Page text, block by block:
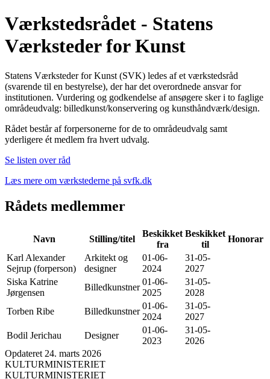
Værkstedsrådet - Statens
Værksteder for Kunst
Statens Værksteder for Kunst (SVK) ledes af et værkstedsråd
(svarende til en bestyrelse), der har det overordnede ansvar for
institutionen. Vurdering og godkendelse af ansøgere sker i to faglige
områdeudvalg: billedkunst/konservering og kunsthåndværk/design.
Rådet består af forpersonerne for de to områdeudvalg samt
yderligere ét medlem fra hvert udvalg.
Se listen over råd
Læs mere om værkstederne på svfk.dk
Rådets medlemmer
Navn Stilling/titel
Beskikket
fra
Beskikket
til
Honorar
Karl Alexander
Sejrup (forperson)
Arkitekt og
designer
01-06-
2024
31-05-
2027
Siska Katrine
Jørgensen
Billedkunstner
01-06-
2025
31-05-
2028
Torben Ribe
Billedkunstner
01-06-
2024
31-05-
2027
Bodil Jerichau
Designer
01-06-
2023
31-05-
2026
Opdateret 24. marts 2026
KULTURMINISTERIET
KULTURMINISTERIET